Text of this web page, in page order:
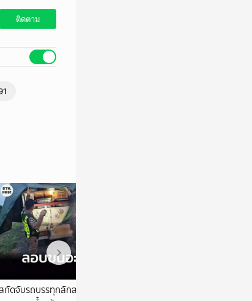
จ (บก.ปอศ.)
หลอกลวง นำ
ร์อันเป็นเท็จ
ติดตาม
กัดจับรถบรรทุกลักลอบนำเข้าอะโวคาโดผิด